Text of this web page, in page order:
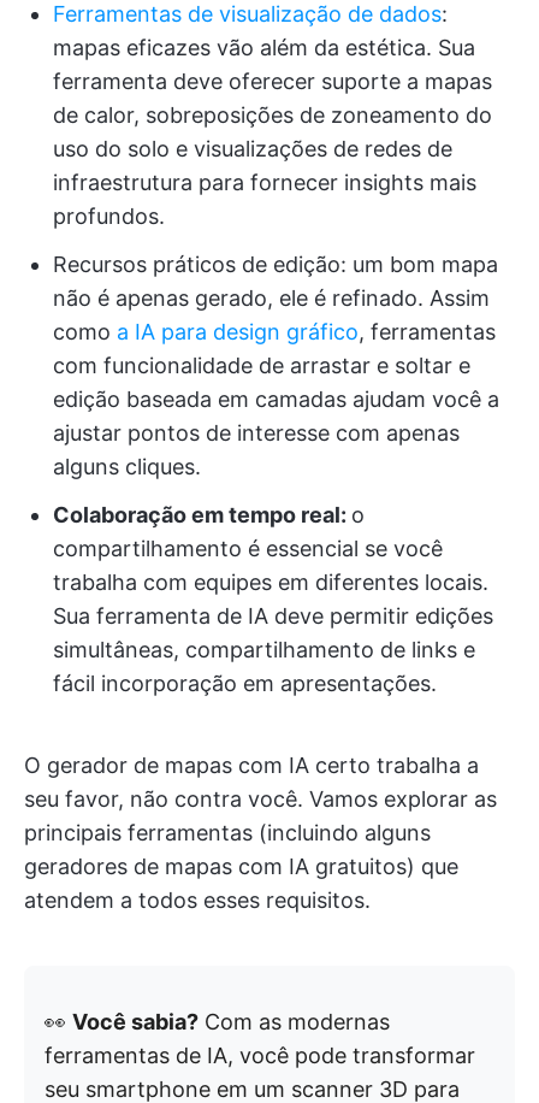
Ferramentas de visualização de dados:
mapas eficazes vão além da estética. Sua
ferramenta deve oferecer suporte a mapas
de calor, sobreposições de zoneamento do
uso do solo e visualizações de redes de
infraestrutura para fornecer insights mais
profundos.
Recursos práticos de edição: um bom mapa
não é apenas gerado, ele é refinado. Assim
como a IA para design gráfico, ferramentas
com funcionalidade de arrastar e soltar e
edição baseada em camadas ajudam você a
ajustar pontos de interesse com apenas
alguns cliques.
Colaboração em tempo real: o
compartilhamento é essencial se você
trabalha com equipes em diferentes locais.
Sua ferramenta de IA deve permitir edições
simultâneas, compartilhamento de links e
fácil incorporação em apresentações.
O gerador de mapas com IA certo trabalha a
seu favor, não contra você. Vamos explorar as
principais ferramentas (incluindo alguns
geradores de mapas com IA gratuitos) que
atendem a todos esses requisitos.
👀 Você sabia? Com as modernas
ferramentas de IA, você pode transformar
seu smartphone em um scanner 3D para